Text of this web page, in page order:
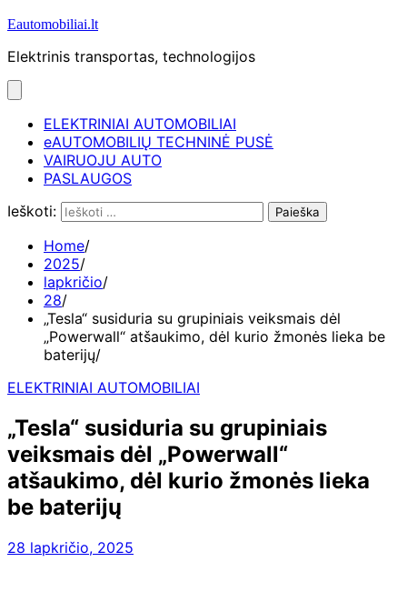
Eautomobiliai.lt
Elektrinis transportas, technologijos
ELEKTRINIAI AUTOMOBILIAI
eAUTOMOBILIŲ TECHNINĖ PUSĖ
VAIRUOJU AUTO
PASLAUGOS
Ieškoti:
Home
2025
lapkričio
28
„Tesla“ susiduria su grupiniais veiksmais dėl
„Powerwall“ atšaukimo, dėl kurio žmonės lieka be
baterijų
ELEKTRINIAI AUTOMOBILIAI
„Tesla“ susiduria su grupiniais
veiksmais dėl „Powerwall“
atšaukimo, dėl kurio žmonės lieka
be baterijų
28 lapkričio, 2025